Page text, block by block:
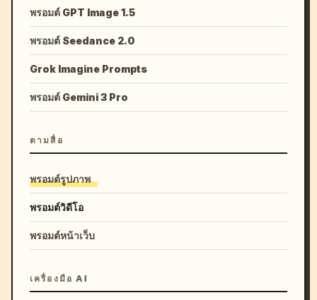
พรอมต์ GPT Image 1.5
พรอมต์ Seedance 2.0
Grok Imagine Prompts
พรอมต์ Gemini 3 Pro
ตามสื่อ
พรอมต์รูปภาพ
พรอมต์วิดีโอ
พรอมต์หน้าเว็บ
เครื่องมือ AI